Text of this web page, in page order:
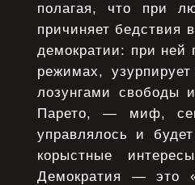
полагая, что при
причиняет бедствия
демократии: при ней
режимах,
лозунгами свободы
Парето, — миф,
управлялось и
корыстные
Демократия — это